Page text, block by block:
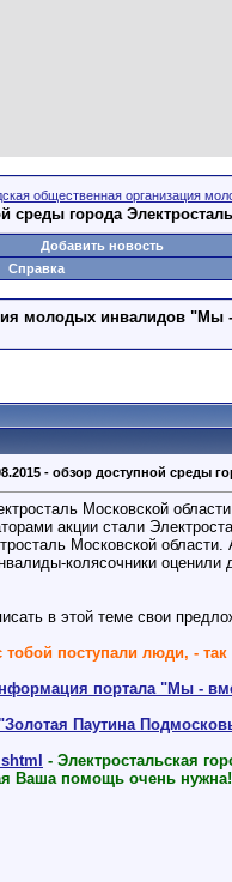
общественная организация
среды города Электросталь
Добавить новость
Справка
молодых инвалидов "Мы
- обзор доступной среды
Московской
акции стали
Московской
колясочники
в этой теме свои
поступали люди, -
портала "Мы -
Паутина
- Электростальская
Ваша помощь очень нужна!